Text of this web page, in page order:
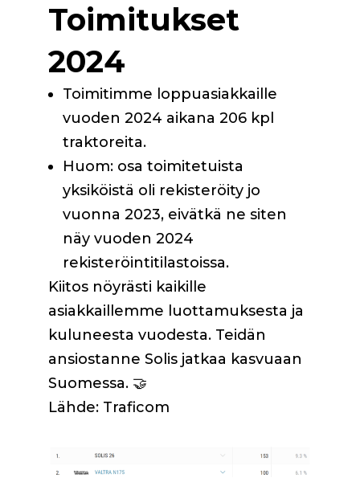
Toimitukset
2024
Toimitimme loppuasiakkaille
vuoden 2024 aikana 206 kpl
traktoreita.
Huom: osa toimitetuista
yksiköistä oli rekisteröity jo
vuonna 2023, eivätkä ne siten
näy vuoden 2024
rekisteröintitilastoissa.
Kiitos nöyrästi kaikille
asiakkaillemme luottamuksesta ja
kuluneesta vuodesta. Teidän
ansiostanne Solis jatkaa kasvuaan
Suomessa. 🤝
Lähde: Traficom